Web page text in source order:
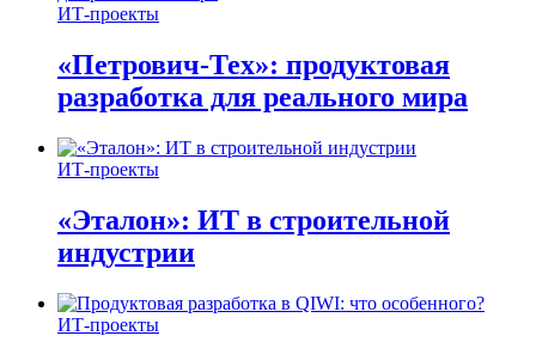
ИТ-проекты
«Петрович-Тех»: продуктовая
разработка для реального мира
ИТ-проекты
«Эталон»: ИТ в строительной
индустрии
ИТ-проекты